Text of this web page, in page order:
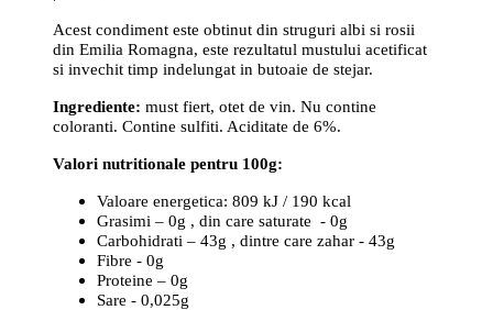
Acest condiment este obtinut din struguri albi si rosii
din Emilia Romagna, este rezultatul mustului acetificat
si invechit timp indelungat in butoaie de stejar.
Ingrediente: must fiert, otet de vin. Nu contine
coloranti. Contine sulfiti. Aciditate de 6%.
Valori nutritionale pentru 100g:
Valoare energetica: 809 kJ / 190 kcal
Grasimi – 0g , din care saturate - 0g
Carbohidrati – 43g , dintre care zahar - 43g
Fibre - 0g
Proteine – 0g
Sare - 0,025g